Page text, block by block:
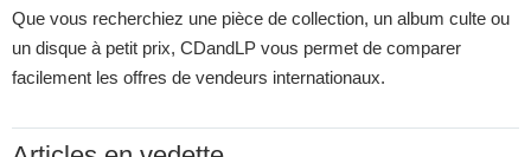
Que vous recherchiez une pièce de collection, un album culte ou
un disque à petit prix, CDandLP vous permet de comparer
facilement les offres de vendeurs internationaux.